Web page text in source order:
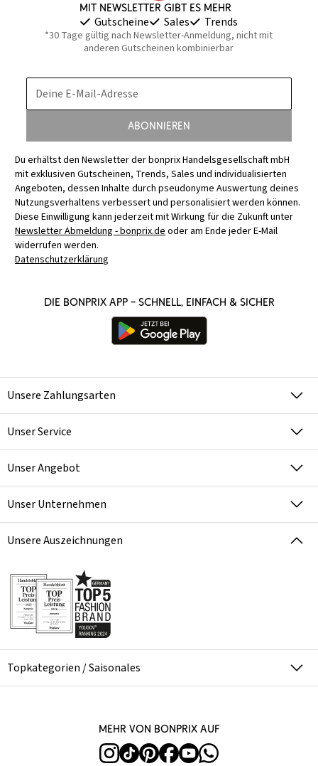
Mit Newsletter gibt es mehr
Gutscheine Sales Trends
*30 Tage gültig nach Newsletter-Anmeldung, nicht mit
anderen Gutscheinen kombinierbar
Deine E-Mail-Adresse
Abonnieren
Du erhältst den Newsletter der bonprix Handelsgesellschaft mbH
mit exklusiven Gutscheinen, Trends, Sales und individualisierten
Angeboten, dessen Inhalte durch pseudonyme Auswertung deines
Nutzungsverhaltens verbessert und personalisiert werden können.
Diese Einwilligung kann jederzeit mit Wirkung für die Zukunft unter
Newsletter Abmeldung - bonprix.deoder am Ende jeder E-Mail
widerrufen werden.
Datenschutzerklärung
Die bonprix App – schnell, einfach & sicher
Unsere Zahlungsarten
Unser Service
Unser Angebot
Unser Unternehmen
Unsere Auszeichnungen
Topkategorien / Saisonales
Mehr von bonprix auf